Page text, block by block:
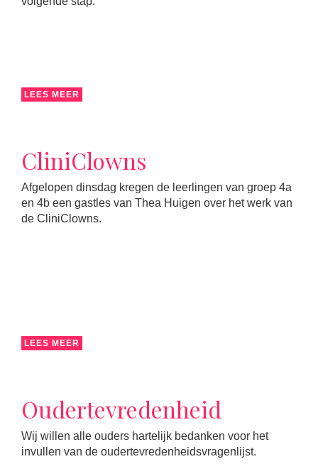
LEES MEER
CliniClowns
Afgelopen dinsdag kregen de leerlingen van groep 4a
en 4b een gastles van Thea Huigen over het werk van
de CliniClowns.
LEES MEER
Oudertevredenheid
Wij willen alle ouders hartelijk bedanken voor het
invullen van de oudertevredenheidsvragenlijst.